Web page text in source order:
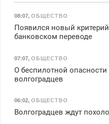
08:07, ОБЩЕСТВО
Появился новый
банковском переводе
07:07, ОБЩЕСТВО
О беспилотной
волгоградцев
06:02, ОБЩЕСТВО
Волгоградцев ждут